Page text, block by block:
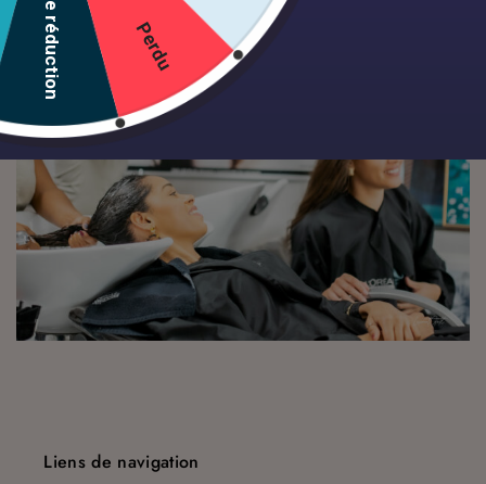
Liens de navigation
Perdu